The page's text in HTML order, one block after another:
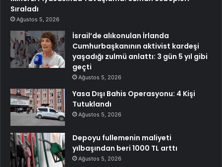
Sıraladı
Ağustos 5, 2026
İsrail’de alıkonulan İrlanda
Cumhurbaşkanının aktivist kardeşi
yaşadığı zulmü anlattı: 3 gün 5 yıl gibi
geçti
Ağustos 5, 2026
Yasa Dışı Bahis Operasyonu: 4 Kişi
Tutuklandı
Ağustos 5, 2026
Depoyu fullemenin maliyeti
yılbaşından beri 1000 TL arttı
Ağustos 5, 2026